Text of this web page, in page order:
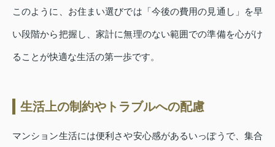
このように、お住まい選びでは「今後の費用の見通し」を早
い段階から把握し、家計に無理のない範囲での準備を心がけ
ることが快適な生活の第一歩です。
生活上の制約やトラブルへの配慮
マンション生活には便利さや安心感があるいっぽうで、集合